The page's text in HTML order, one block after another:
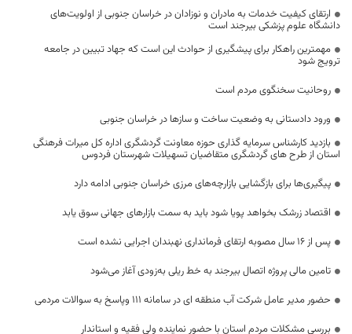
ارتقای کیفیت خدمات به مادران و نوزادان در خراسان جنوبی از اولویت‌های
دانشگاه علوم پزشکی بیرجند است
مهمترین راهکار برای پیشگیری از حوادث این است که جهاد تبیین در جامعه
ترویج شود
روحانیت سخنگوی مردم است
ورود دادستانی به وضعیت ساخت و سازها در خراسان جنوبی
بازدید کارشناس سرمایه گذاری حوزه معاونت گردشگری اداره کل میرات فرهنگی
استان از طرح های گردشگری متقاضیان تسهیلات شهرستان فردوس
پیگیری‌ها برای بازگشایی بازارچه‌های مرزی خراسان جنوبی ادامه دارد
اقتصاد زرشک بخواهد پویا شود باید به سمت بازارهای جهانی سوق یابد
پس از 16 سال مصوبه ارتقای فرمانداری نهبندان اجرایی نشده است
تامین مالی پروژه اتصال بیرجند به خط ریلی به‌زودی آغاز می‌شود
حضور مدیر عامل شرکت آب منطقه ای در سامانه 111 وپاسخ به سوالات مردمی
بررسی مشکلات مردم استان با حضور نماینده ولی فقیه و استاندار